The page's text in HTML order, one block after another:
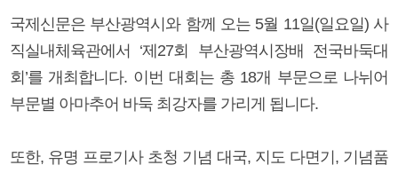
국제신문은 부산광역시와 함께 오는 5월 11일(일요일) 사
직실내체육관에서 ‘제27회 부산광역시장배 전국바둑대
회’를 개최합니다. 이번 대회는 총 18개 부문으로 나뉘어
부문별 아마추어 바둑 최강자를 가리게 됩니다.
또한, 유명 프로기사 초청 기념 대국, 지도 다면기, 기념품